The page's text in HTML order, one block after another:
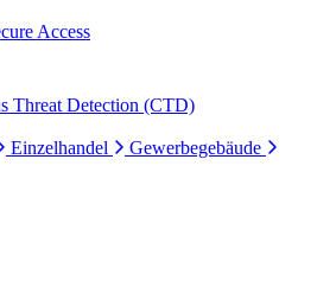
Access
Threat Detection (CTD)
Einzelhandel
Gewerbegebäude